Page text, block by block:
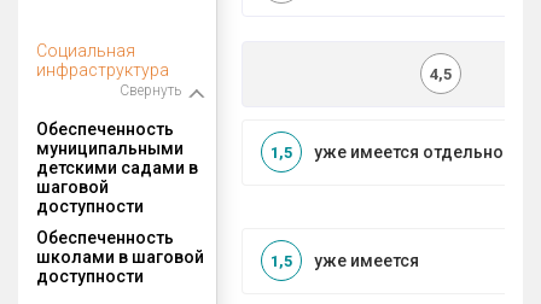
Социальная
инфраструктура
Свернуть
4,5
Обеспеченность
муниципальными
детскими садами в
шаговой
доступности
уже имеется
1,5
Обеспеченность
школами в шаговой
доступности
уже имеется
1,5